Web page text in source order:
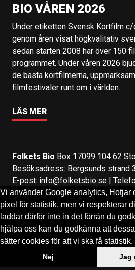
Vi använder Google analytics, Hotjar
pixel för statistik, men vi respekterar
laddar därför inte in det förrän du
hjälpa oss kan du godkänna att
sätter cookies för att vi ska få statistik.
Nej Jag
BIO VÅREN 2026
Under etiketten Svensk Kortfilm
genom åren visat högkvalitativ
sedan starten 2008 har över 150
programmet. Under våren 2026
de bästa kortfilmerna,
filmfestivaler runt om i världen.
LÄS MER
Folkets Bio Box 17099 104 62
Besöksadress: Bergsunds strand
E-post: info@folketsbio.se |
Följ oss på:Facebook&